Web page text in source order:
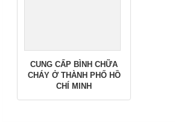
CUNG CẤP BÌNH CHỮA
CHÁY Ở THÀNH PHỐ HỒ
CHÍ MINH